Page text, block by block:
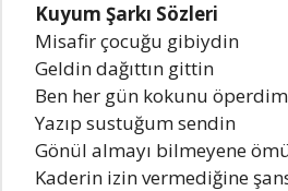
Kuyum Şarkı Sözleri
Misafir çocuğu gibiydin
Geldin dağıttın gittin
Ben her gün kokunu öperdim
Yazıp sustuğum sendin
Gönül almayı bilmeyene
Kaderin izin vermediğine